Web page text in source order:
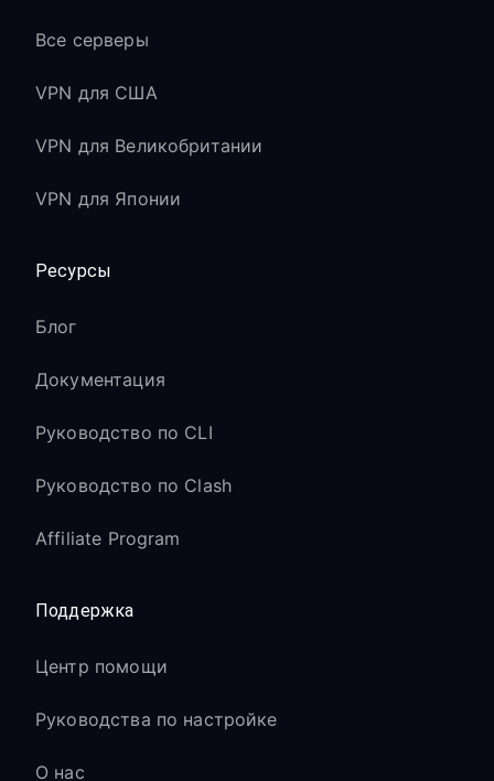
Все серверы
VPN для США
VPN для Великобритании
VPN для Японии
Ресурсы
Блог
Документация
Руководство по CLI
Руководство по Clash
Affiliate Program
Поддержка
Центр помощи
Руководства по настройке
О нас